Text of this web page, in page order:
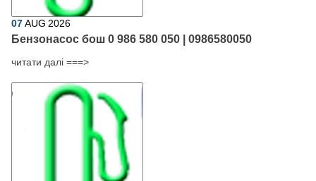
07AUG 2026
Бензонасос бош 0 986 580 050 | 0986580050
читати далі ===>